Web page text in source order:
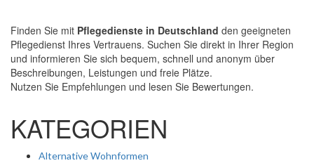
Finden Sie mit Pflegedienste in Deutschland den geeigneten
Pflegedienst Ihres Vertrauens. Suchen Sie direkt in Ihrer Region
und informieren Sie sich bequem, schnell und anonym über
Beschreibungen, Leistungen und freie Plätze.
Nutzen Sie Empfehlungen und lesen Sie Bewertungen.
KATEGORIEN
Alternative Wohnformen